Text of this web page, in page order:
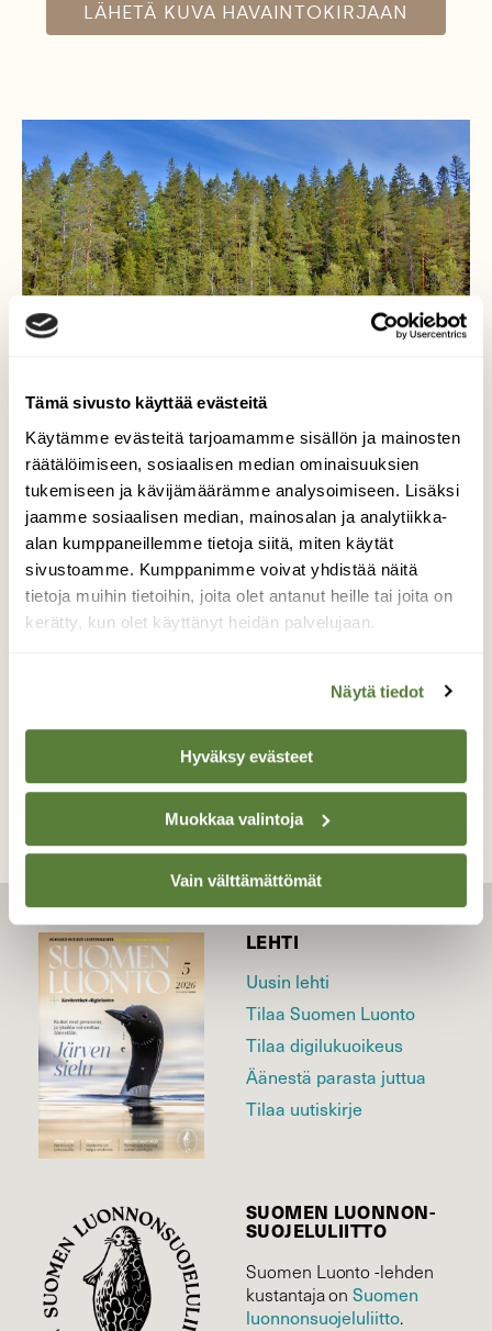
Tämä sivusto käyttää evästeitä
Käytämme evästeitä tarjoamamme sisällön ja mainosten
räätälöimiseen, sosiaalisen median ominaisuuksien
tukemiseen ja kävijämäärämme analysoimiseen. Lisäksi
jaamme sosiaalisen median, mainosalan ja analytiikka-
alan kumppaneillemme tietoja siitä, miten käytät
sivustoamme. Kumppanimme voivat yhdistää näitä
tietoja muihin tietoihin, joita olet antanut heille tai joita on
kerätty, kun olet käyttänyt heidän palvelujaan.
Näytä tiedot
Hyväksy evästeet
Muokkaa valintoja
Vain välttämättömät
LÄHETÄ KUVA HAVAINTOKIRJAAN
Vanhaa metsää
Soidinsuon pohjois reunalla.
Valokuvaaja: Reijo Juurinen, Nuuksion
TAKAISIN LISTAAN
LEHTI
Uusin lehti
Tilaa Suomen Luonto
Tilaa digilukuoikeus
Äänestä parasta juttua
Tilaa uutiskirje
SUOMEN LUONNON­
SUOJELU­LIITTO
Suomen Luonto -lehden
kustantaja onSuomen
luonnonsuojelu­liitto.